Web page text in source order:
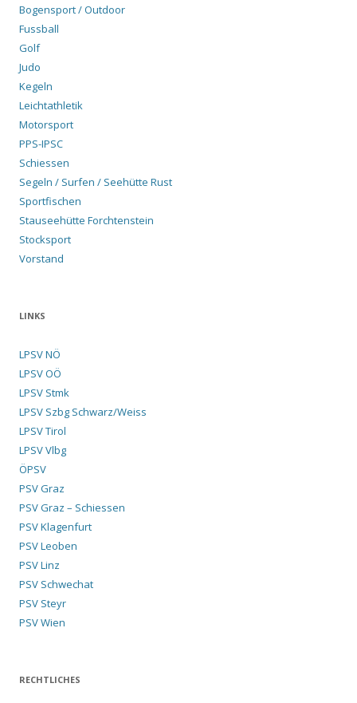
Bogensport / Outdoor
Fussball
Golf
Judo
Kegeln
Leichtathletik
Motorsport
PPS-IPSC
Schiessen
Segeln / Surfen / Seehütte Rust
Sportfischen
Stauseehütte Forchtenstein
Stocksport
Vorstand
LINKS
LPSV NÖ
LPSV OÖ
LPSV Stmk
LPSV Szbg Schwarz/Weiss
LPSV Tirol
LPSV Vlbg
ÖPSV
PSV Graz
PSV Graz – Schiessen
PSV Klagenfurt
PSV Leoben
PSV Linz
PSV Schwechat
PSV Steyr
PSV Wien
RECHTLICHES